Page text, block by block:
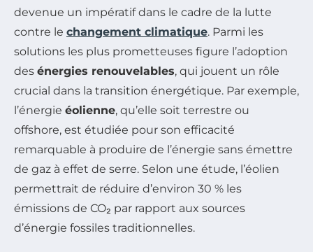
devenue un impératif dans le cadre de la lutte
contre le changement climatique. Parmi les
solutions les plus prometteuses figure l’adoption
des énergies renouvelables, qui jouent un rôle
crucial dans la transition énergétique. Par exemple,
l’énergie éolienne, qu’elle soit terrestre ou
offshore, est étudiée pour son efficacité
remarquable à produire de l’énergie sans émettre
de gaz à effet de serre. Selon une étude, l’éolien
permettrait de réduire d’environ 30 % les
émissions de CO₂ par rapport aux sources
d’énergie fossiles traditionnelles.